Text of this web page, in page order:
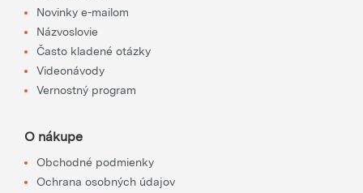
Novinky e-mailom
Názvoslovie
Často kladené otázky
Videonávody
Vernostný program
O nákupe
Obchodné podmienky
Ochrana osobných údajov